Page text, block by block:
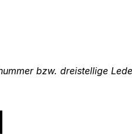
bzw. dreistellige